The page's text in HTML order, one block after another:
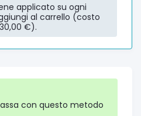
applicato su ogni
al carrello (costo
€).
con questo metodo